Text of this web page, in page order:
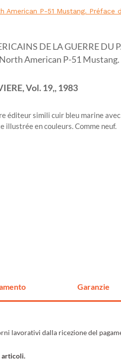
American P-51 Mustang.
DE LA GUERRE DU
American P-51
Vol. 19,,1983
éditeur simili cuir bleu marine
illustrée en couleurs. Comme neuf.
Garanzie
lavorativi dalla ricezione del
articoli.